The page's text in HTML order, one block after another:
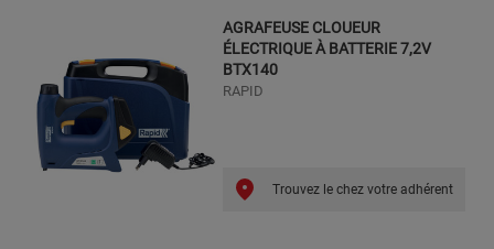
AGRAFEUSE CLOUEUR
ÉLECTRIQUE À BATTERIE 7,2V
BTX140
RAPID
Trouvez le chez votre adhérent